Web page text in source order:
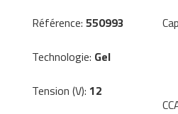
Référence: 550993
Technologie: Gel
Tension (V): 12